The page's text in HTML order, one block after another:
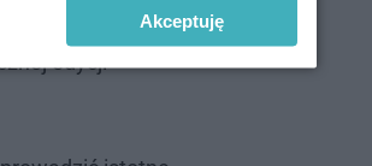
edycji
Akceptuję